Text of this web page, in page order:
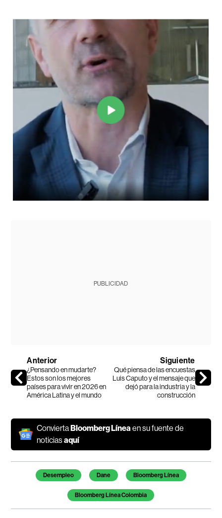
PUBLICIDAD
Anterior
¿Pensando en mudarte?
Estos son los mejores
países para vivir en 2026 en
América Latina y el mundo
Siguiente
Qué piensa de las encuestas
Luis Caputo y el mensaje que
dejó para la industria y la
construcción
ConviertaBloomberg Línea en su fuente de
noticiasaquí
Temas de este artículo
Desempleo Dane Bloomberg Línea
Bloomberg Línea Colombia